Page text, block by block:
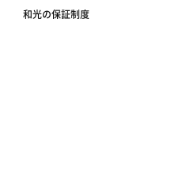
和光の保証制度